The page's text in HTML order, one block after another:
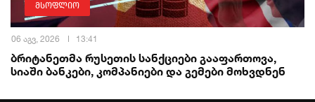
მსოფლიო
06 აგვ, 2026 13:41
ბრიტანეთმა რუსეთის სანქციები გააფართოვა,
სიაში ბანკები, კომპანიები და გემები მოხვდნენ